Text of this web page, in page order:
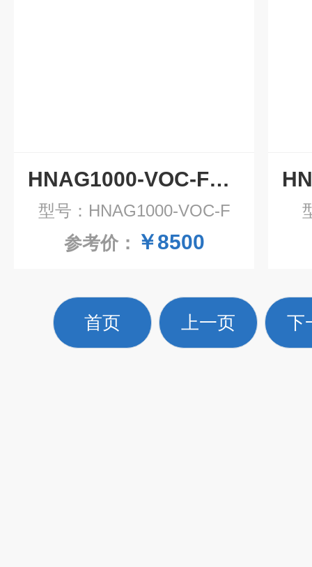
HNAG1000-VOC-F有机挥发物VOC气体检测仪 在线voc监测仪
型号：HNAG1000-VOC-F
参考价： ￥8500
首页 上一页 下